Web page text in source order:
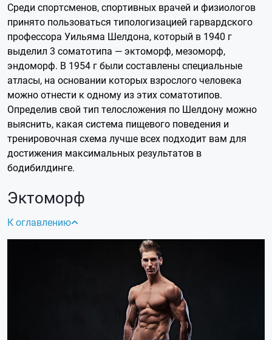
Среди спортсменов, спортивных врачей и физиологов
принято пользоваться типологизацией гарвардского
профессора Уильяма Шелдона, который в 1940 г
выделил 3 соматотипа — эктоморф, мезоморф,
эндоморф. В 1954 г были составлены специальные
атласы, на основании которых взрослого человека
можно отнести к одному из этих соматотипов.
Определив свой тип телосложения по Шелдону можно
выяснить, какая система пищевого поведения и
тренировочная схема лучше всех подходит вам для
достижения максимальных результатов в
бодибилдинге.
Эктоморф
К оглавлению